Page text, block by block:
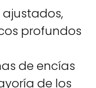
profundos
de encías
de los